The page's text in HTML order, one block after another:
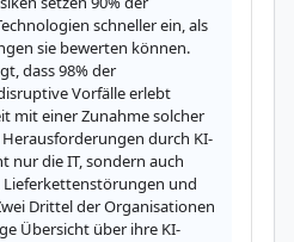
schneller ein, als
sie bewerten können.
dass 98% der
Vorfälle erlebt
mit einer Zunahme solcher
Herausforderungen durch KI-
nur die IT, sondern auch
Lieferkettenstörungen und
Drittel der Organisationen
Übersicht über ihre KI-